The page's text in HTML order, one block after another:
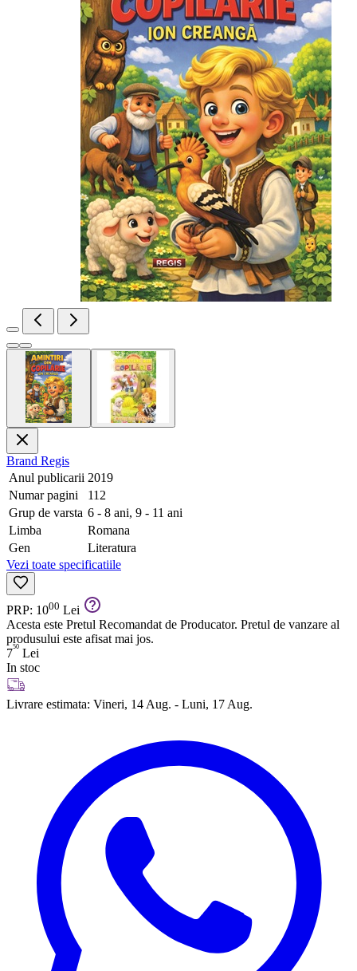
Brand Regis
Anul publicarii 2019
Numar pagini
112
Grup de varsta 6 - 8 ani, 9 - 11 ani
Limba
Romana
Gen
Literatura
Vezi toate specificatiile
PRP: 1000 Lei
Acesta este Pretul Recomandat de Producator. Pretul de vanzare al
produsului este afisat mai jos.
750 Lei
In stoc
Livrare estimata: Vineri, 14 Aug. - Luni, 17 Aug.